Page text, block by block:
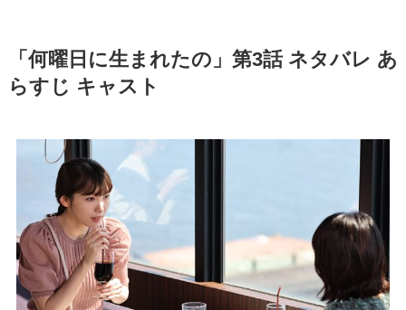
「何曜日に生まれたの」第3話 ネタバレ あ
らすじ キャスト